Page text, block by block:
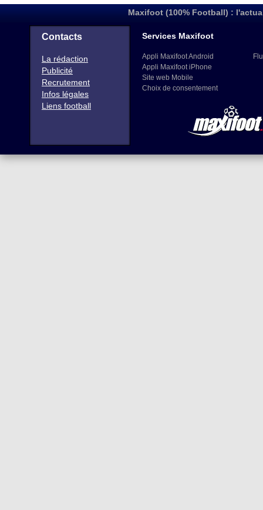
Maxifoot (100% Football) :
Contacts
La rédaction
Publicité
Recrutement
Infos légales
Liens football
Services Maxifoot
Appli Maxifoot Android
Appli Maxifoot iPhone
Site web Mobile
Choix de consentement